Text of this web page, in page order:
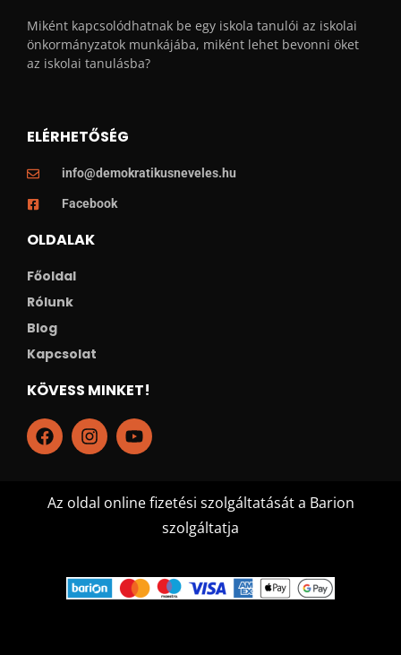
Miként kapcsolódhatnak be egy iskola tanulói az iskolai
önkormányzatok munkájába, miként lehet bevonni öket
az iskolai tanulásba?
ELÉRHETŐSÉG
info@demokratikusneveles.hu
Facebook
OLDALAK
Főoldal
Rólunk
Blog
Kapcsolat
KÖVESS MINKET!
Az oldal online fizetési szolgáltatását a Barion
szolgáltatja